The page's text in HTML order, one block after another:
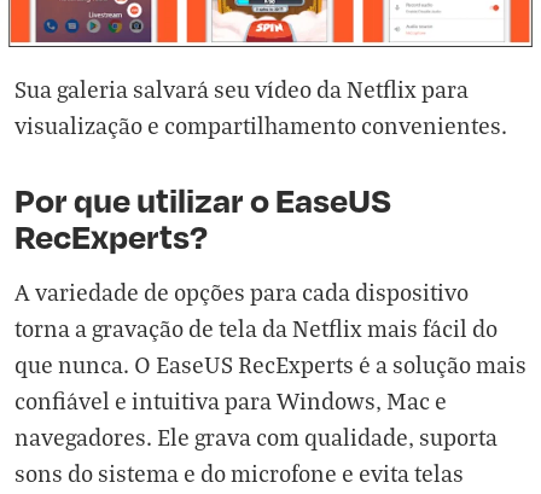
Sua galeria salvará seu vídeo da Netflix para
visualização e compartilhamento convenientes.
Por que utilizar o EaseUS
RecExperts?
A variedade de opções para cada dispositivo
torna a gravação de tela da Netflix mais fácil do
que nunca. O EaseUS RecExperts é a solução mais
confiável e intuitiva para Windows, Mac e
navegadores. Ele grava com qualidade, suporta
sons do sistema e do microfone e evita telas